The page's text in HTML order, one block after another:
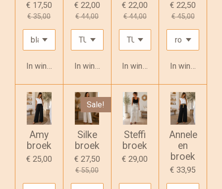
€ 17,50
€ 35,00
In winkelwagen
€ 22,00
€ 44,00
In winkelwagen
€ 22,00
€ 44,00
In winkelwagen
€ 22,50
€ 45,00
In
Amy
broek
€ 25,00
Sale!
Silke
broek
€ 27,50
€ 55,00
Steffi
broek
€ 29,00
Annele
en
broek
€ 33,95